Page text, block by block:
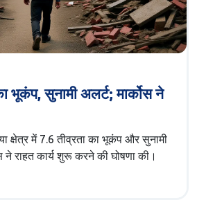
भूकंप, सुनामी अलर्ट; मार्कोस ने
क्षेत्र में 7.6 तीव्रता का भूकंप और सुनामी
ने राहत कार्य शुरू करने की घोषणा की।